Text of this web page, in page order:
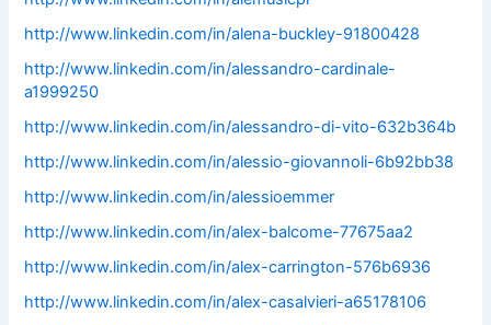
http://www.linkedin.com/in/alena-buckley-91800428
http://www.linkedin.com/in/alessandro-cardinale-
a1999250
http://www.linkedin.com/in/alessandro-di-vito-632b364b
http://www.linkedin.com/in/alessio-giovannoli-6b92bb38
http://www.linkedin.com/in/alessioemmer
http://www.linkedin.com/in/alex-balcome-77675aa2
http://www.linkedin.com/in/alex-carrington-576b6936
http://www.linkedin.com/in/alex-casalvieri-a65178106